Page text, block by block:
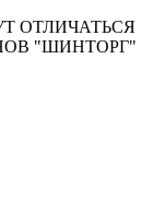
ОТЛИЧАТЬСЯ
"ШИНТОРГ"